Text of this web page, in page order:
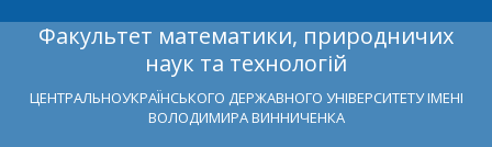
Факультет математики, природничих
наук та технологій
ЦЕНТРАЛЬНОУКРАЇНСЬКОГО ДЕРЖАВНОГО УНІВЕРСИТЕТУ ІМЕНІ
ВОЛОДИМИРА ВИННИЧЕНКА